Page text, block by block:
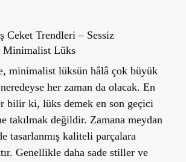
Ceket Trendleri – Sessiz
Minimalist Lüks
minimalist lüksün hâlâ çok büyük
her zaman da olacak. En
bilir ki, lüks demek en son geçici
takılmak değildir. Zamana meydan
tasarlanmış kaliteli parçalara
Genellikle daha sade stiller ve